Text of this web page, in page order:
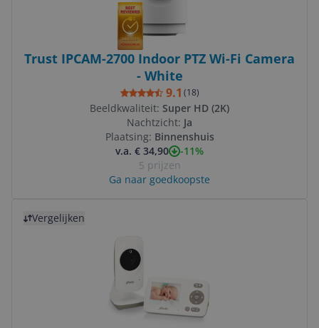
Trust IPCAM-2700 Indoor PTZ Wi-Fi Camera
- White
9.1 (18)
Beeldkwaliteit: Super HD (2K)
Nachtzicht: Ja
Plaatsing: Binnenshuis
v.a. € 34,90
-11%
5 prijzen
Ga naar goedkoopste
Vergelijken